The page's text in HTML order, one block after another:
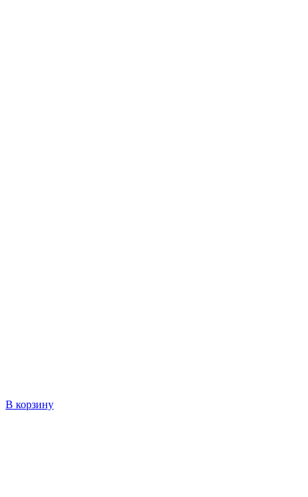
В корзину